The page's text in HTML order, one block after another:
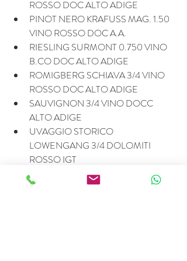
ROSSO DOC ALTO ADIGE
PINOT NERO KRAFUSS MAG. 1.50
VINO ROSSO DOC A.A.
RIESLING SURMONT 0.750 VINO
B.CO DOC ALTO ADIGE
ROMIGBERG SCHIAVA 3/4 VINO
ROSSO DOC ALTO ADIGE
SAUVIGNON 3/4 VINO DOCC
ALTO ADIGE
UVAGGIO STORICO
LOWENGANG 3/4 DOLOMITI
ROSSO IGT
VERTICALE COR ROMIGBERG
0.750X6 ANNATE 96-98-03-06-